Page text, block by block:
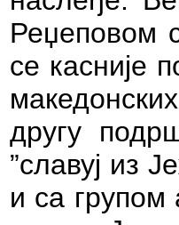
Реџеповом
се касније
другу
”славуј из
и са групом